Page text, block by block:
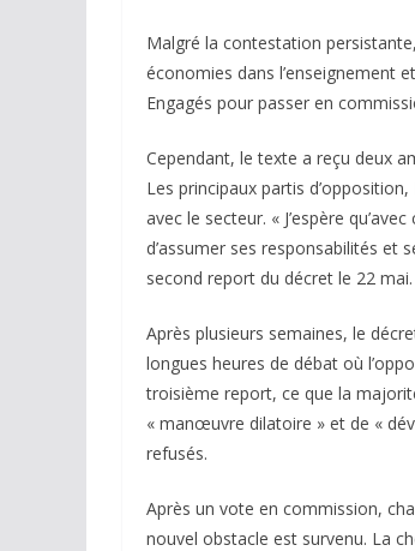
Malgré la contestation
économies dans l’enseignement
Engagés pour passer en
Cependant, le texte a reçu deux
Les principaux partis
avec le secteur. « J’espère
d’assumer ses responsabilités et
second report du décret le 22 mai.
Après plusieurs semaines, le
longues heures de débat où
troisième report, ce que la
« manœuvre dilatoire » et de «
refusés.
Après un vote en commission,
nouvel obstacle est survenu. La